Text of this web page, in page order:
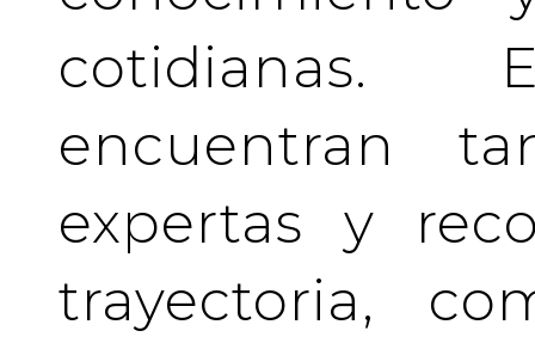
encuentran
expertas y
trayectoria,